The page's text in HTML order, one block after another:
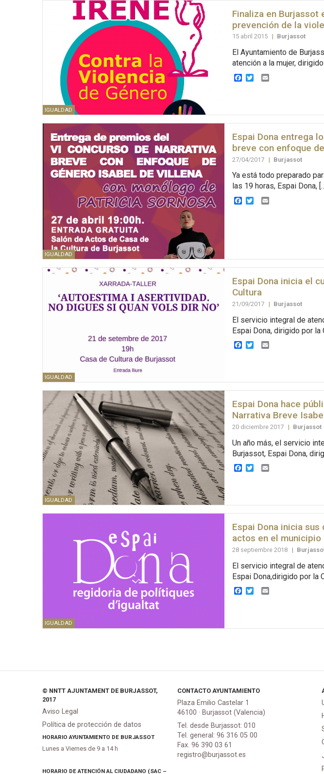
IGUALDAD
Finaliza en Burjassot
prevención de la
15 abril 2015 | Burjassot
El Ayuntamiento de
atención a la mujer,
Facebook
TwitterEmail
IGUALDAD
Espai Dona entrega
breve con enfoque
27/04/2017 | Burjassot
Ya está todo preparado
las 19 horas, Espai Dona,
Facebook
TwitterEmail
IGUALDAD
Espai Dona inicia el
Cultura
21/09/2017 | Burjassot
El servicio integral de
Espai Dona, dirigido por la
Facebook
TwitterEmail
IGUALDAD
Espai Dona hace
Narrativa Breve
20 diciembre 2017 | Burjassot
Un año más, el servicio
Burjassot, Espai Dona,
Facebook
Twitter
IGUALDAD
Espai Dona inicia
actos en el municipio
28 septiembre 2018 |
El servicio integral de
Espai Dona,dirigido por la
Facebook
Twitter
© NNTT AJUNTAMENT DE BURJASSOT,
2017
Aviso Legal
Política de protección de datos
HORARIO AYUNTAMIENTO DE BURJASSOT
Lunes a Viernes de 9 a 14 h
HORARIO DE ATENCIÓN AL CIUDADANO (SAC –
CONTACTO AYUNTAMIENTO
Plaza Emilio Castelar 1
46100 · Burjassot (Valencia)
Tel. desde Burjassot: 010
Tel. general: 96 316 05 00
Fax. 96 390 03 61
registro@burjassot.es